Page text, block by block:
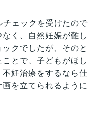
チェックを受けたので
く、自然妊娠が難し
クでしたが、そのと
とで、子どもがほし
妊治療をするなら仕
を立てられるように